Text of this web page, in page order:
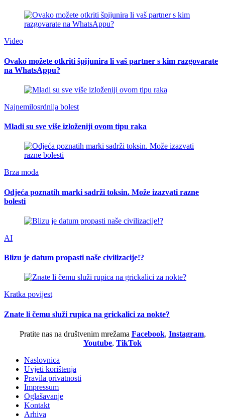
Video
Ovako možete otkriti špijunira li vaš partner s kim razgovarate
na WhatsAppu?
Najnemilosrdnija bolest
Mladi su sve više izloženiji ovom tipu raka
Brza moda
Odjeća poznatih marki sadrži toksin. Može izazvati razne
bolesti
AI
Blizu je datum propasti naše civilizacije!?
Kratka povijest
Znate li čemu služi rupica na grickalici za nokte?
Pratite nas na društvenim mrežama Facebook, Instagram,
Youtube, TikTok
Naslovnica
Uvjeti korištenja
Pravila privatnosti
Impressum
Oglašavanje
Kontakt
Arhiva